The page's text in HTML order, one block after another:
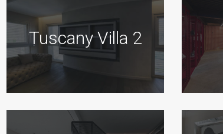
Tuscany Villa 2